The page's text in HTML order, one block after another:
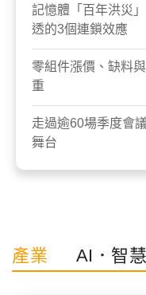
記憶體「百年洪災
透的3個連鎖效應
零組件漲價、缺料
重
走過逾60場季度會
舞台
產業 AI．智